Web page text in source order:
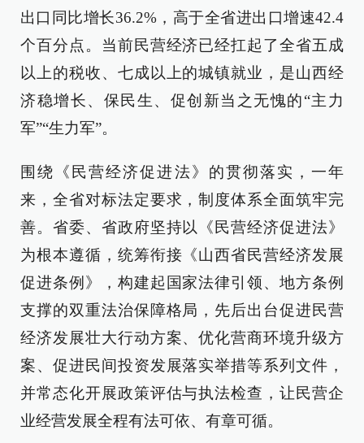
出口同比增长36.2%，高于全省进出口增速42.4
个百分点。当前民营经济已经扛起了全省五成
以上的税收、七成以上的城镇就业，是山西经
济稳增长、保民生、促创新当之无愧的“主力
军”“生力军”。
围绕《民营经济促进法》的贯彻落实，一年
来，全省对标法定要求，制度体系全面筑牢完
善。省委、省政府坚持以《民营经济促进法》
为根本遵循，统筹衔接《山西省民营经济发展
促进条例》，构建起国家法律引领、地方条例
支撑的双重法治保障格局，先后出台促进民营
经济发展壮大行动方案、优化营商环境升级方
案、促进民间投资发展落实举措等系列文件，
并常态化开展政策评估与执法检查，让民营企
业经营发展全程有法可依、有章可循。